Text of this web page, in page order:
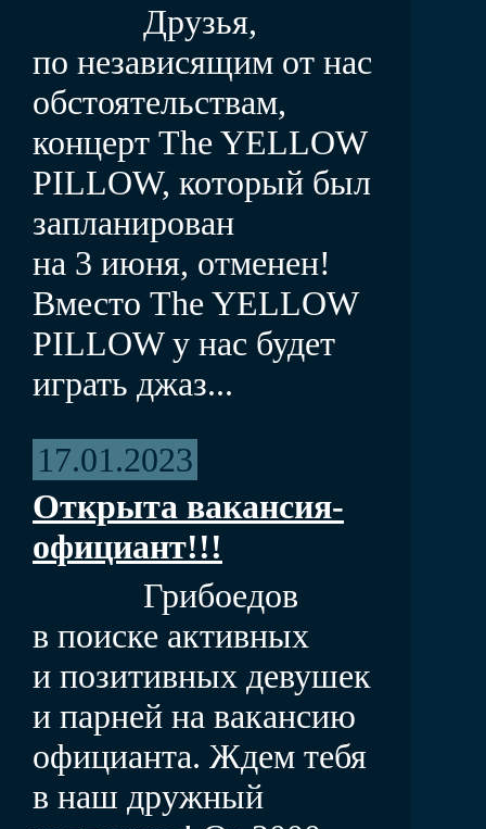
Друзья,
по независящим от нас
обстоятельствам,
концерт The YELLOW
PILLOW, который был
запланирован
на 3 июня, отменен!
Вместо The YELLOW
PILLOW у нас будет
играть джаз...
17.01.2023
Открыта вакансия-
официант!!!
Грибоедов
в поиске активных
и позитивных девушек
и парней на вакансию
официанта. Ждем тебя
в наш дружный